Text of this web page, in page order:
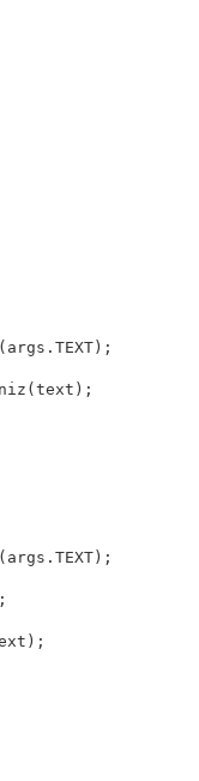
( args . TEXT);
(text );
( args . TEXT);
);